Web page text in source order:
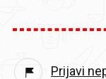
Prijavi